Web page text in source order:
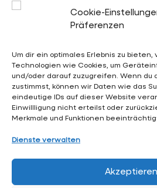
Cookie-
Präferenzen
Um dir ein optimales Erlebnis zu
Technologien wie Cookies, um
und/oder darauf zuzugreifen. Wenn du
zustimmst, können wir Daten wie das
eindeutige IDs auf dieser Website
Einwillligung nicht erteilst oder
Merkmale und Funktionen
Dienste verwalten
Akzeptieren
in Schulen zu informieren.
02053
FAQ - Häufig